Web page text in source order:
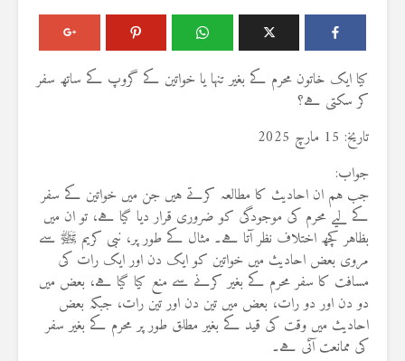
کیا ایک خاتون محرم کے بغیر تنہا یا خواتین کے گروپ کے ساتھ سفر
کر سکتی ہے؟
تاریخ: 15 مارچ 2025
جواب:
جب ہم ان احادیث کا مطالعہ کرتے ہیں جن میں خواتین کے سفر
کے لیے محرم کی موجودگی کو ضروری قرار دیا گیا ہے، تو ان میں
بظاہر کچھ اختلاف نظر آتا ہے۔ مثال کے طور پر، نبی کریم ﷺ سے
مروی بعض احادیث میں خواتین کو ایک دن اور ایک رات کی
مسافت کا سفر محرم کے بغیر کرنے سے منع کیا گیا ہے، بعض میں
دو دن اور دو رات، بعض میں تین دن اور تین رات، جبکہ بعض
احادیث میں وقت کی قید کے بغیر مطلق طور پر محرم کے بغیر سفر
کی ممانعت آئی ہے۔